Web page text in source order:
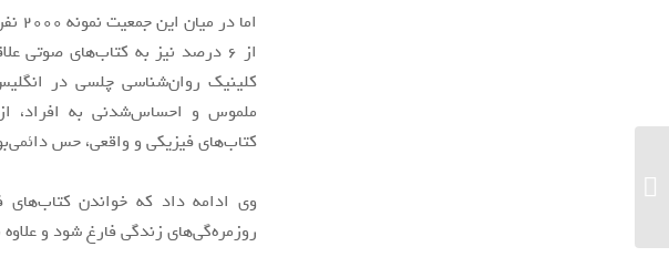
از 6 درصد نیز به کتاب‌های صوتی
کلینیک روان‌شناسی چلسی در
ملموس و احساس‌شدنی به افراد، از
کتاب‌های فیزیکی و واقعی، حس
وی ادامه داد که خواندن
روزمره‌گی‌های زندگی فارغ شود و
را به زبان آلمانی تأیید کرد...